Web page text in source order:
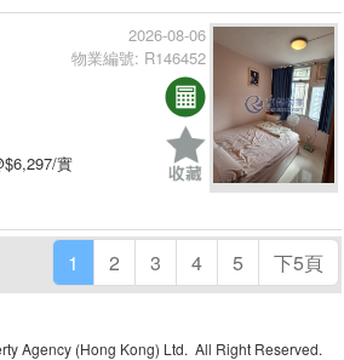
實
2026-08-06
物業編號: R146452
1 2 3 4 5 下5頁
Agency (Hong Kong) Ltd. All Right Reserved.